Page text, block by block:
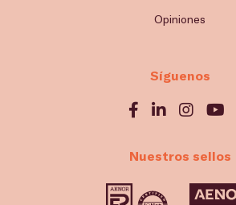
Opiniones
Síguenos
Nuestros sellos